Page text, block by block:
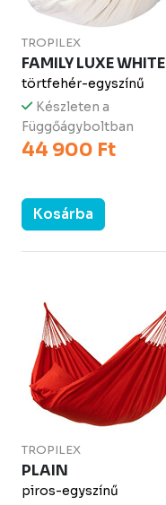
TROPILEX
FAMILY LUXE WHITE
törtfehér-egyszínű
Készleten a
Függőágyboltban
44 900 Ft
Kosárba
TROPILEX
PLAIN
piros-egyszínű